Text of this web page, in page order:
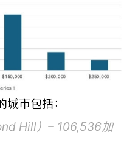
市包括：
Hill）– 106,536加